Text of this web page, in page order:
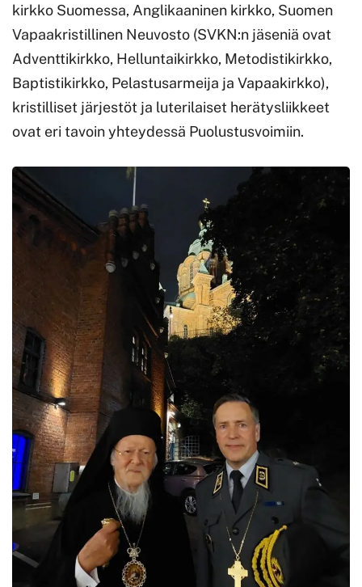
kirkko Suomessa, Anglikaaninen kirkko, Suomen
Vapaakristillinen Neuvosto (SVKN:n jäseniä ovat
Adventtikirkko, Helluntaikirkko, Metodistikirkko,
Baptistikirkko, Pelastusarmeija ja Vapaakirkko),
kristilliset järjestöt ja luterilaiset herätysliikkeet
ovat eri tavoin yhteydessä Puolustusvoimiin.